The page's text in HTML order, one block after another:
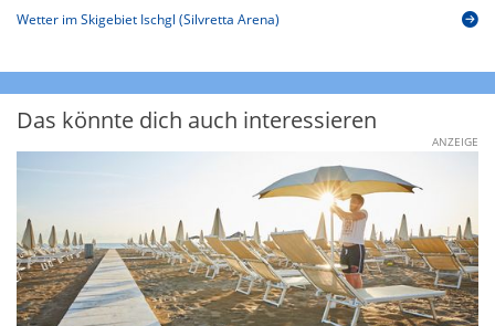
Wetter im Skigebiet Ischgl (Silvretta Arena)
Das könnte dich auch interessieren
ANZEIGE